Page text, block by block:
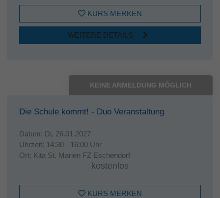
KURS MERKEN
WEITERE DETAILS
KEINE ANMELDUNG MÖGLICH
Die Schule kommt! - Duo Veranstaltung
Datum: Di. 26.01.2027
Uhrzeit: 14:30 - 16:00 Uhr
Ort: Kita St. Marien FZ Eschendorf
kostenlos
KURS MERKEN